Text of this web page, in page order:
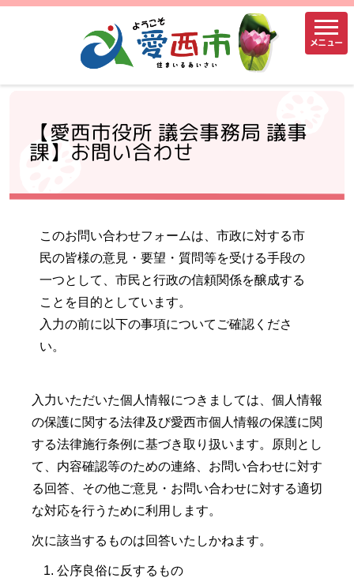
メニュー
【愛西市役所 議会事務局 議事
課】お問い合わせ
このお問い合わせフォームは、市政に対する市
民の皆様の意見・要望・質問等を受ける手段の
一つとして、市民と行政の信頼関係を醸成する
ことを目的としています。
入力の前に以下の事項についてご確認くださ
い。
入力いただいた個人情報につきましては、個人情報
の保護に関する法律及び愛西市個人情報の保護に関
する法律施行条例に基づき取り扱います。原則とし
て、内容確認等のための連絡、お問い合わせに対す
る回答、その他ご意見・お問い合わせに対する適切
な対応を行うために利用します。
次に該当するものは回答いたしかねます。
公序良俗に反するもの